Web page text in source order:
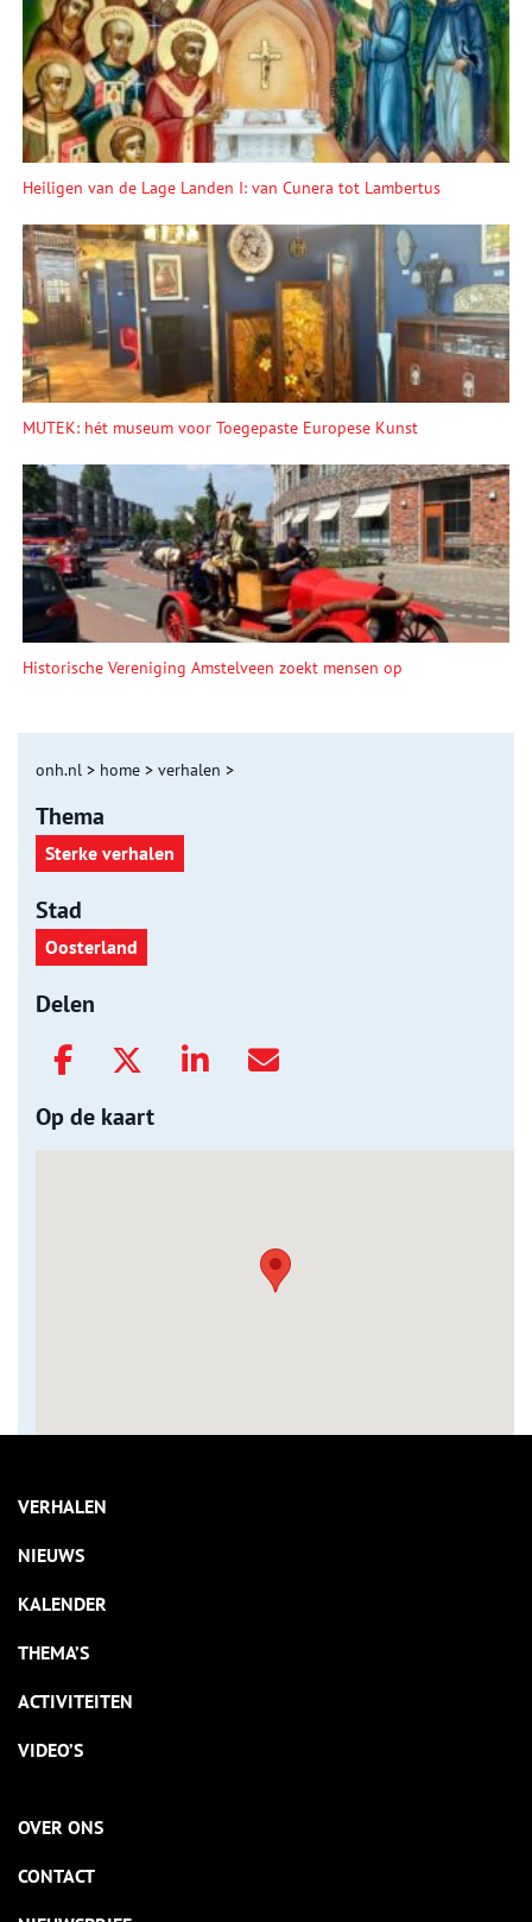
Heiligen van de Lage Landen I: van Cunera tot Lambertus
MUTEK: hét museum voor Toegepaste Europese Kunst
Historische Vereniging Amstelveen zoekt mensen op
onh.nl > home > verhalen >
Thema
Sterke verhalen
Stad
Oosterland
Delen
Op de kaart
VERHALEN
NIEUWS
KALENDER
THEMA’S
ACTIVITEITEN
VIDEO’S
OVER ONS
CONTACT